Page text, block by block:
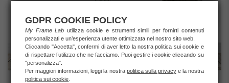
GDPR COOKIE POLICY
My Frame Lab utilizza cookie e strumenti simili per fornirti contenuti
personalizzati e un’esperienza utente ottimizzata nel nostro sito web.
Cliccando "Accetta", confermi di aver letto la nostra politica sui cookie e
di rispettare l’utilizzo che ne facciamo. Puoi gestire i cookie cliccando su
"personalizza".
Per maggiori informazioni, leggi la nostra politica sulla privacye la nostra
politica sui cookie